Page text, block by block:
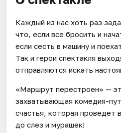
Каждый из нас хоть раз
что, если все бросить и
если сесть в машину и
Так и герои спектакля
отправляются искать
«Маршрут перестроен» —
захватывающая комедия-
счастья, которая проведет
до слез и мурашек!